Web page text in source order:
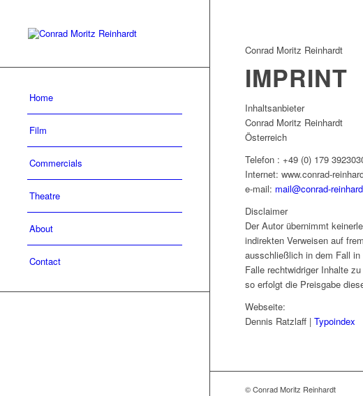
Home
Film
Commercials
Theatre
About
Contact
Conrad Moritz Reinhardt
IMPRINT
Inhaltsanbieter
Conrad Moritz Reinhardt
Österreich
Telefon : +49 (0) 179
Internet: www.conrad-
e-mail: mail@conrad-
Disclaimer
Der Autor übernimmt
indirekten Verweisen auf
ausschließlich in dem Fall
Falle rechtwidriger Inhalte
so erfolgt die Preisgabe
Webseite:
Dennis Ratzlaff | Typoindex
© Conrad Moritz Reinhardt